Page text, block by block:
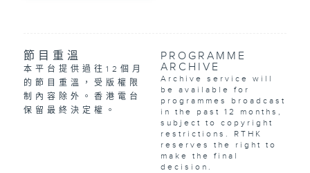
節目重溫
本平台提供過往12個月
的節目重溫，受版權限
制內容除外。香港電台
保留最終決定權。
PROGRAMME
ARCHIVE
Archive service will
be available for
programmes broadcast
in the past 12 months,
subject to copyright
restrictions. RTHK
reserves the right to
make the final
decision.